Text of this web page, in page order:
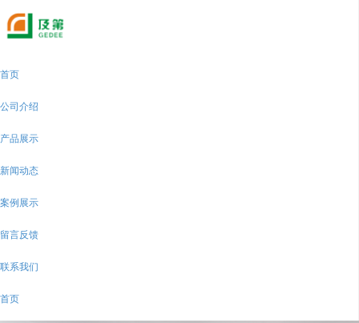
首页
公司介绍
产品展示
新闻动态
案例展示
留言反馈
联系我们
首页